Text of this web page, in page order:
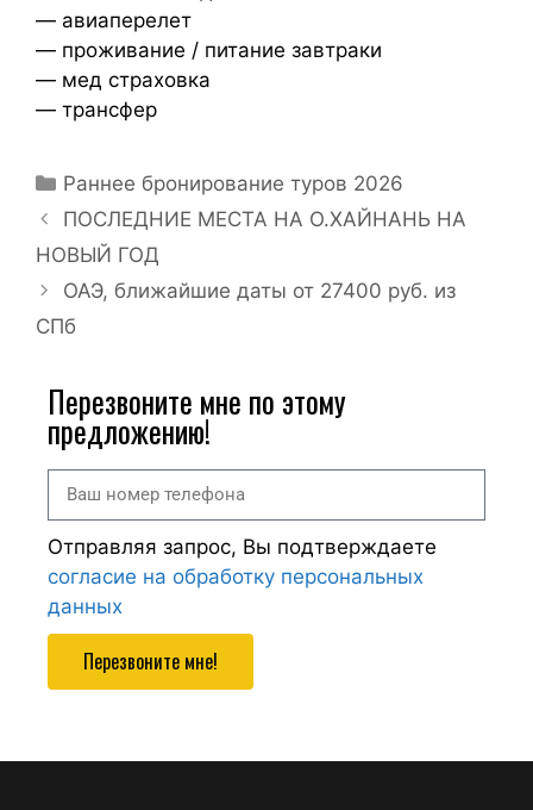
— авиаперелет
— проживание / питание завтраки
— мед страховка
— трансфер
Раннее бронирование туров 2026
ПОСЛЕДНИЕ МЕСТА НА О.ХАЙНАНЬ НА
НОВЫЙ ГОД
ОАЭ, ближайшие даты от 27400 руб. из
СПб
Перезвоните мне по этому
предложению!
Отправляя запрос, Вы подтверждаете
согласие на обработку персональных
данных
Перезвоните мне!